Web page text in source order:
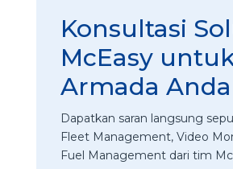
Konsultasi
McEasy
Armada Anda
Dapatkan saran langsung
Fleet Management, Video
Fuel Management dari tim